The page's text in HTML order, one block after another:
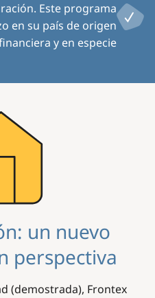
Este programa
en su país de origen
y en especie.
un nuevo
perspectiva
(demostrada), Frontex